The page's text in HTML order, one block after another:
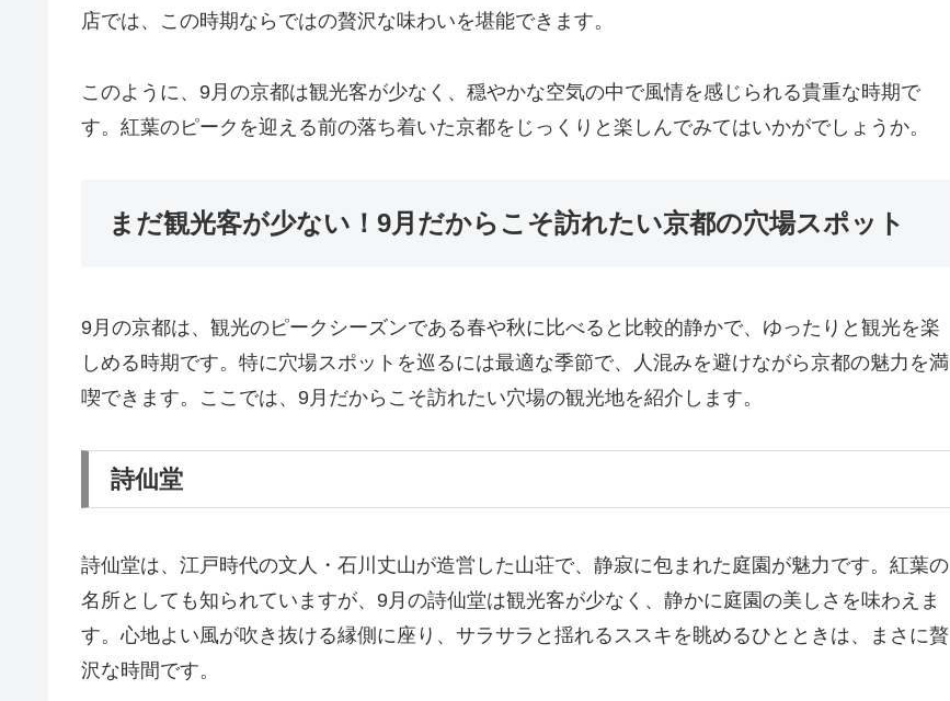
店では、この時期ならではの贅沢な味わいを堪能できます。
このように、9月の京都は観光客が少なく、穏やかな空気の中で風情を感じられる貴重な時期で
す。紅葉のピークを迎える前の落ち着いた京都をじっくりと楽しんでみてはいかがでしょうか。
まだ観光客が少ない！9月だからこそ訪れたい京都の穴場スポット
9月の京都は、観光のピークシーズンである春や秋に比べると比較的静かで、ゆったりと観光を楽
しめる時期です。特に穴場スポットを巡るには最適な季節で、人混みを避けながら京都の魅力を満
喫できます。ここでは、9月だからこそ訪れたい穴場の観光地を紹介します。
詩仙堂
詩仙堂は、江戸時代の文人・石川丈山が造営した山荘で、静寂に包まれた庭園が魅力です。紅葉の
名所としても知られていますが、9月の詩仙堂は観光客が少なく、静かに庭園の美しさを味わえま
す。心地よい風が吹き抜ける縁側に座り、サラサラと揺れるススキを眺めるひとときは、まさに贅
沢な時間です。